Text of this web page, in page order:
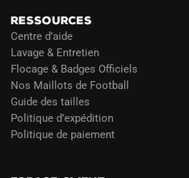
RESSOURCES
Centre d’aide
Lavage & Entretien
Flocage & Badges Officiels
Nos Maillots de Football
Guide des tailles
Politique d’expédition
Politique de paiement